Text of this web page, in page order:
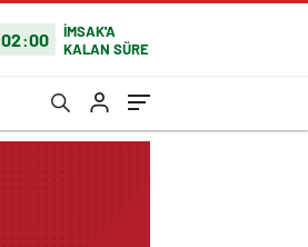
02:00
İMSAK'A
KALAN SÜRE